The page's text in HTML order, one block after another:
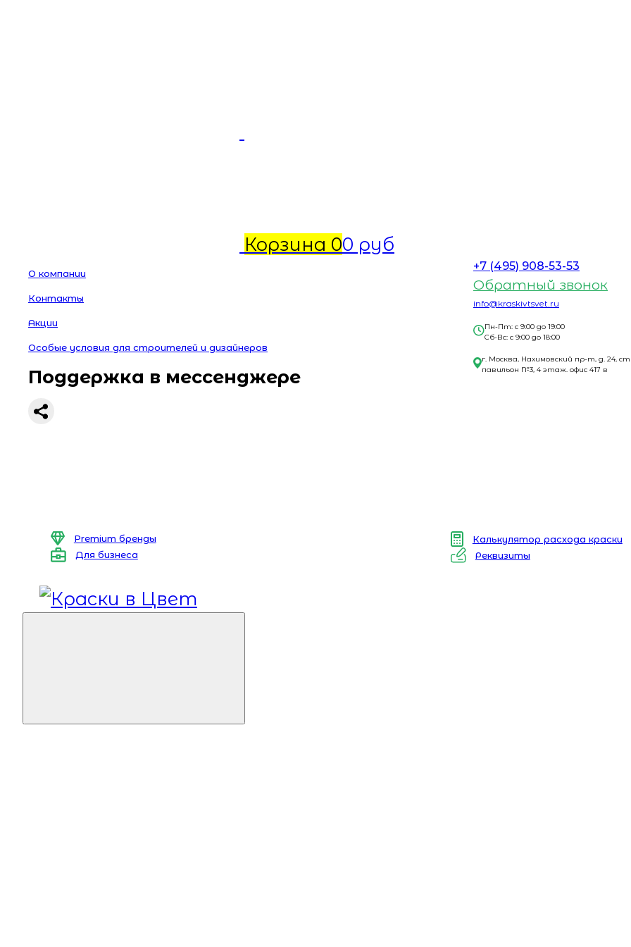
Корзина 00 руб
О компании
Контакты
Акции
Особые условия для строителей и дизайнеров
Поддержка в мессенджере
+7 (495) 908-53-53
Обратный звонок
info@kraskivtsvet.ru
Пн-Пт: с 9:00 до 19:00
Сб-Вс: с 9:00 до 18:00
г. Москва, Нахимовский пр-т, д. 24,
павильон №3, 4 этаж. офис 417 в
Premium бренды
Калькулятор расхода краски
Для бизнеса
Реквизиты